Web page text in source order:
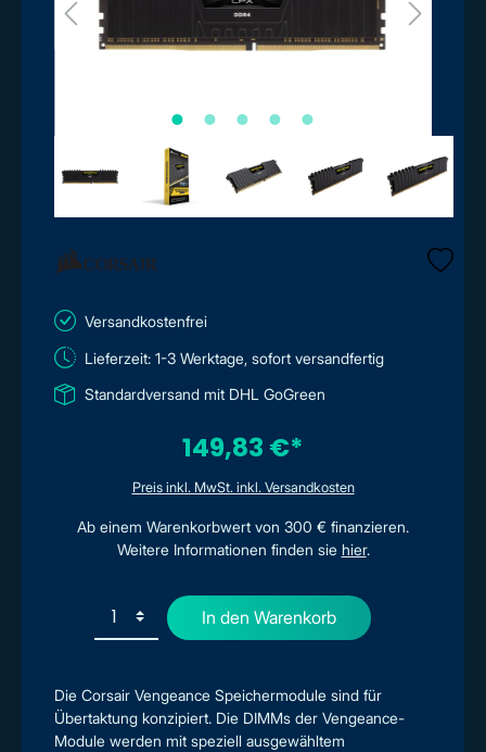
Die Corsair Vengeance Speichermodule sind für
Übertaktung konzipiert. Die DIMMs der Vengeance-
Module werden mit speziell ausgewähltem
Versandkostenfrei
Lieferzeit: 1-3 Werktage, sofort versandfertig
Standardversand mit DHL GoGreen
149,83 €*
Preis inkl. MwSt. inkl. Versandkosten
Ab einem Warenkorbwert von 300 € finanzieren.
Weitere Informationen finden sie hier.
In den Warenkorb